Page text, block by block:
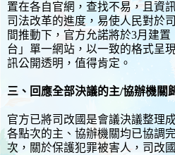
置在各自官網，查找不易，且資
司法改革的進度，易使人民對於
間推動下，官方允諾將於3月建
台」單一網站，以一致的格式呈
訊公開透明，值得肯定。
三、回應全部決議的主/協辦機關
官方已將司改國是會議決議整理
各點次的主、協辦機關均已協調
次，關於保護犯罪被害人，司改